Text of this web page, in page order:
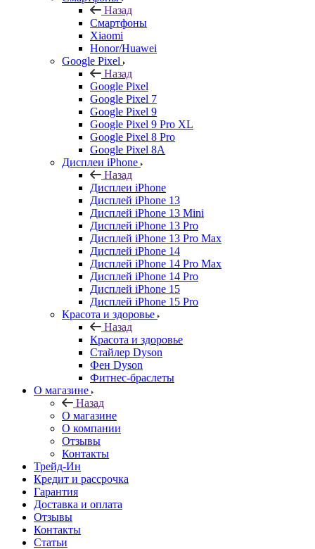
Назад
Смартфоны
Xiaomi
Honor/Huawei
Google Pixel
Назад
Google Pixel
Google Pixel 7
Google Pixel 9
Google Pixel 9 Pro XL
Google Pixel 8 Pro
Google Pixel 8A
Дисплеи iPhone
Назад
Дисплеи iPhone
Дисплей iPhone 13
Дисплей iPhone 13 Mini
Дисплей iPhone 13 Pro
Дисплей iPhone 13 Pro Max
Дисплей iPhone 14
Дисплей iPhone 14 Pro Max
Дисплей iPhone 14 Pro
Дисплей iPhone 15
Дисплей iPhone 15 Pro
Красота и здоровье
Назад
Красота и здоровье
Стайлер Dyson
Фен Dyson
Фитнес-браслеты
О магазине
Назад
О магазине
О компании
Отзывы
Контакты
Трейд-Ин
Кредит и рассрочка
Гарантия
Доставка и оплата
Отзывы
Контакты
Статьи